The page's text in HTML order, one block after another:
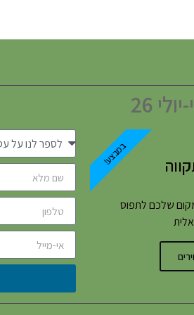
26
שלכם לתפוס
במבצע!